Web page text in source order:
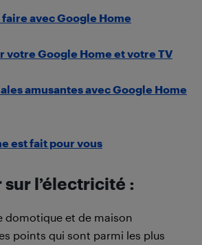
avec Google Home
votre Google Home et votre TV
amusantes avec Google Home
est fait pour vous
sur l’électricité :
domotique et de maison
points qui sont parmi les plus